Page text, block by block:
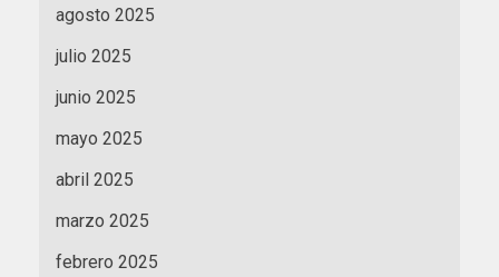
agosto 2025
julio 2025
junio 2025
mayo 2025
abril 2025
marzo 2025
febrero 2025